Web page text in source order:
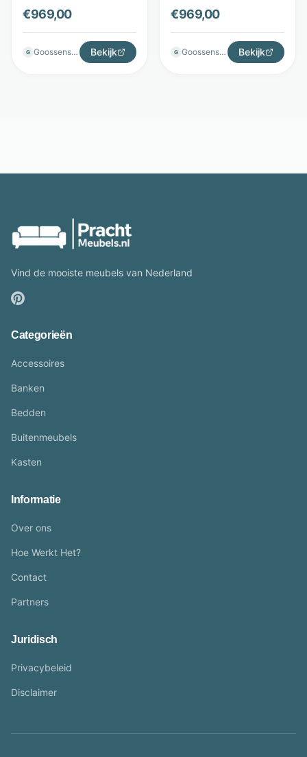
armleuningen - Blauw -
Goossens Excellent
€969,00
G Goossenswonen Bekijk
Armleuningen - Bruin -
Goossens Excellent
€969,00
G Goossenswonen Bekijk
Vind de mooiste meubels van Nederland
Categorieën
Accessoires
Banken
Bedden
Buitenmeubels
Kasten
Informatie
Over ons
Hoe Werkt Het?
Contact
Partners
Juridisch
Privacybeleid
Disclaimer